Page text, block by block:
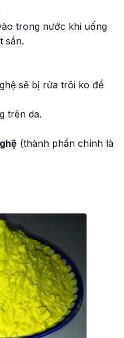
trong nước khi uống
sắn.
sẽ bị rửa trôi ko để
trên da.
(thành phần chính là